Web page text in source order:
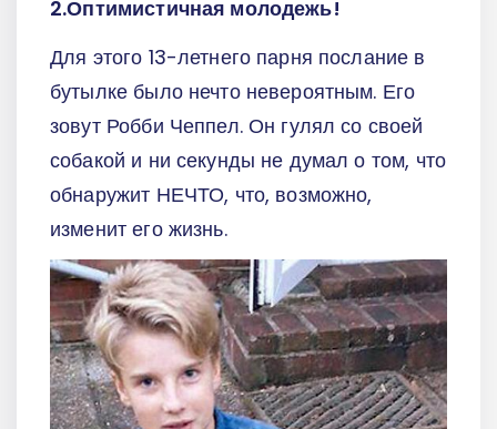
2.Оптимистичная молодежь!
Для этого 13-летнего парня послание в
бутылке было нечто невероятным. Его
зовут Робби Чеппел. Он гулял со своей
собакой и ни секунды не думал о том, что
обнаружит НЕЧТО, что, возможно,
изменит его жизнь.